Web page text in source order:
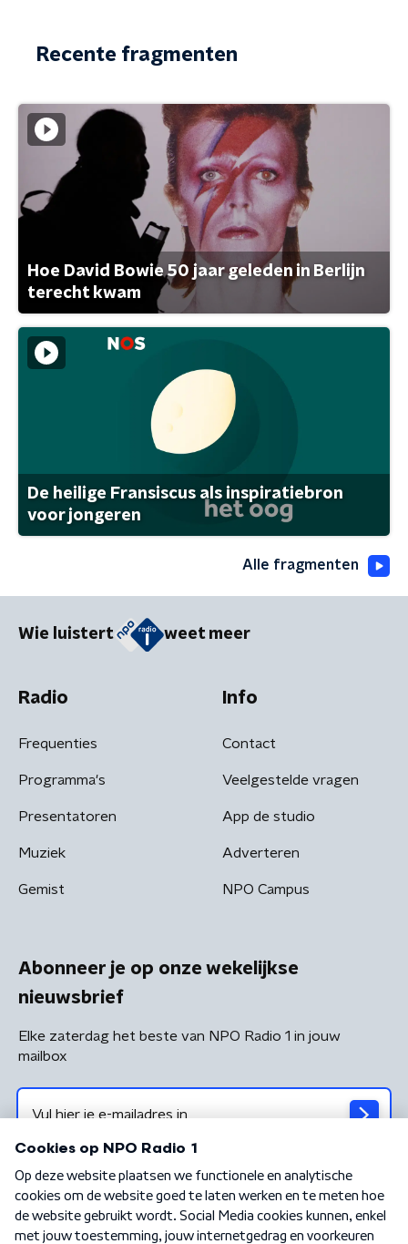
Recente fragmenten
Hoe David Bowie 50 jaar geleden in Berlijn
terecht kwam
De heilige Fransiscus als inspiratiebron
voor jongeren
Alle fragmenten
Wie luistert weet meer
Radio
Frequenties
Programma's
Presentatoren
Muziek
Gemist
Info
Contact
Veelgestelde vragen
App de studio
Adverteren
NPO Campus
Abonneer je op onze wekelijkse
nieuwsbrief
Elke zaterdag het beste van NPO Radio 1 in jouw
mailbox
Algemene voorwaarden